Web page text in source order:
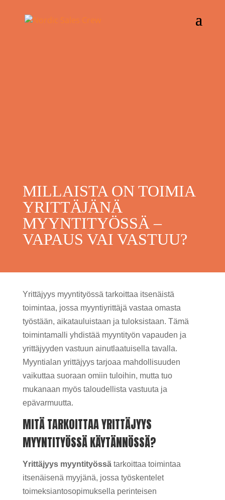
MILLAISTA ON TOIMIA
YRITTÄJÄNÄ
MYYNTITYÖSSÄ –
VAPAUS VAI VASTUU?
Yrittäjyys myyntityössä tarkoittaa itsenäistä
toimintaa, jossa myyntiyrittäjä vastaa omasta
työstään, aikatauluistaan ja tuloksistaan. Tämä
toimintamalli yhdistää myyntityön vapauden ja
yrittäjyyden vastuun ainutlaatuisella tavalla.
Myyntialan yrittäjyys tarjoaa mahdollisuuden
vaikuttaa suoraan omiin tuloihin, mutta tuo
mukanaan myös taloudellista vastuuta ja
epävarmuutta.
MITÄ TARKOITTAA YRITTÄJYYS
MYYNTITYÖSSÄ KÄYTÄNNÖSSÄ?
Yrittäjyys myyntityössätarkoittaa toimintaa
itsenäisenä myyjänä, jossa työskentelet
toimeksiantosopimuksella perinteisen